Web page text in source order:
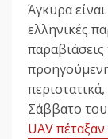
Άγκυρα
ελληνικές
Σάββατο
UAV